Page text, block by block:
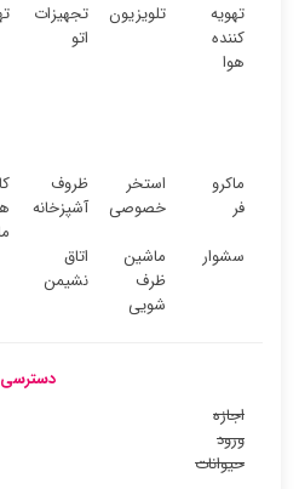
تهویه
کننده
هوا
تلویزیون
تجهیزات
اتو
ماکرو
فر
استخر
خصوصی
ظروف
آشپزخانه
سشوار
ماشین
ظرف
شویی
اتاق
نشیمن
دسترسی
اجازه
ورود
حیوانات